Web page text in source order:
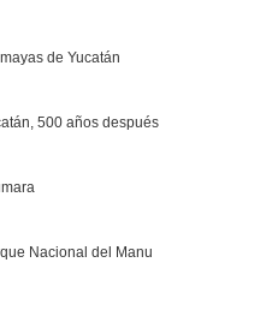
de Yucatán
500 años después
Nacional del Manu